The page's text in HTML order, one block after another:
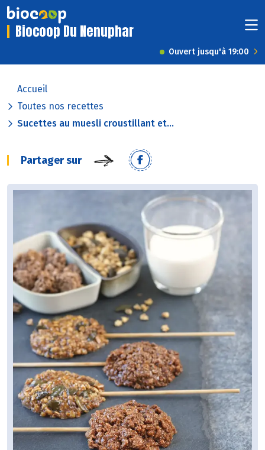
Biocoop Du Nenuphar
Ouvert jusqu'à 19:00
Accueil
Toutes nos recettes
Sucettes au muesli croustillant et...
Partager sur